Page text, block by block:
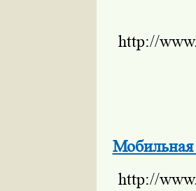
http://
http://